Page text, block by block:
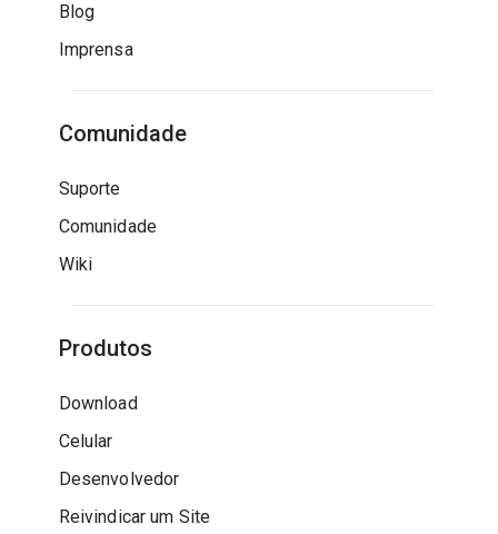
Blog
Imprensa
Comunidade
Suporte
Comunidade
Wiki
Produtos
Download
Celular
Desenvolvedor
Reivindicar um Site